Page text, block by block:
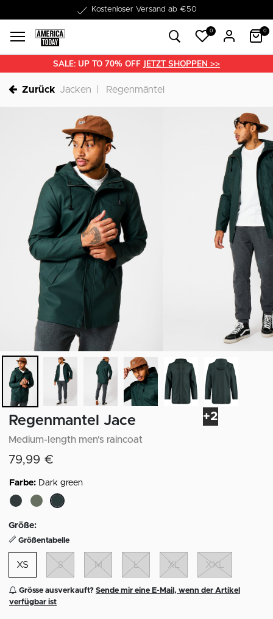
1-3 Werktage Lieferzeit
0 0
SALE: UP TO 70% OFF JETZT SHOPPEN >>
Zurück Jacken Regenmäntel
+2
Regenmantel Jace
Medium-length men's raincoat
79,99 €
Farbe: Dark green
Größe:
Größentabelle
XS S M L XL XXL
Grösse ausverkauft? Sende mir eine E-Mail, wenn der Artikel
verfügbar ist